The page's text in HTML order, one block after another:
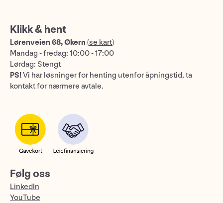
Klikk & hent
Lørenveien 68, Økern (se kart)
Mandag - fredag: 10:00 - 17:00
Lørdag: Stengt
PS!Vi har løsninger for henting utenfor åpningstid, ta
kontakt for nærmere avtale.
Følg oss
LinkedIn
YouTube